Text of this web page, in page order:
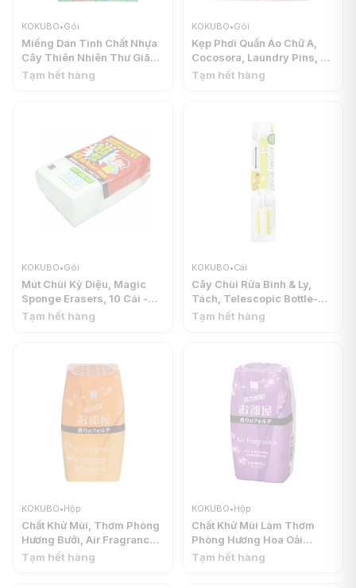
KOKUBO•Gói
Miếng Dán Tinh Chất Nhựa
Cây Thiên Nhiên Thư Giãn
Bàn Chân, Tree Amber
Tạm hết hàng
KOKUBO•Gói
Kẹp Phơi Quần Áo Chữ A,
Cocosora, Laundry Pins, 20
cái - KOKUBO
Tạm hết hàng
KOKUBO•Gói
Mút Chùi Kỳ Diệu, Magic
Sponge Erasers, 10 Cái -
KOKUBO
Tạm hết hàng
KOKUBO•Cái
Cây Chùi Rửa Bình & Ly,
Tách, Telescopic Bottle-
Washing Sponge with
Tạm hết hàng
KOKUBO•Hộp
Chất Khử Mùi, Thơm Phòng
Hương Bưởi, Air Fragrance,
Grapefruit (200ml) -
Tạm hết hàng
KOKUBO•Hộp
Chất Khử Mùi Làm Thơm
Phòng Hương Hoa Oải
Hương, Air Fragrance,
Tạm hết hàng